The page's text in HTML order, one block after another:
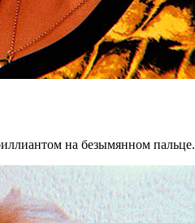
на безымянном пальце.